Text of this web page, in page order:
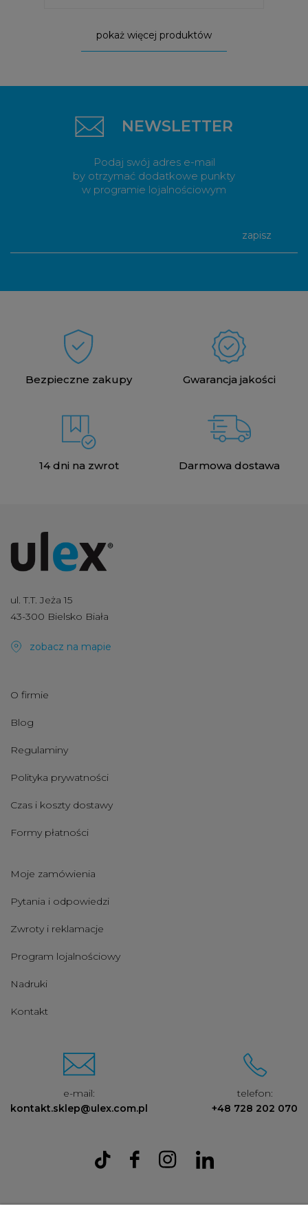
pokaż więcej produktów
NEWSLETTER
Podaj swój adres e-mail
by otrzymać dodatkowe punkty
w programie lojalnościowym
zapisz
Bezpieczne zakupy Gwarancja jakości
14 dni na zwrot Darmowa dostawa
ul. T.T. Jeża 15
43-300 Bielsko Biała
zobacz na mapie
O firmie
Blog
Regulaminy
Polityka prywatności
Czas i koszty dostawy
Formy płatności
Moje zamówienia
Pytania i odpowiedzi
Zwroty i reklamacje
Program lojalnościowy
Nadruki
Kontakt
e-mail:
kontakt.sklep@ulex.com.pl
telefon:
+48 728 202 070
Ulex Sp. z O.O. , ul. T.T. Jeża 15, 43-300 Bielsko Biała, woj. śląskie,